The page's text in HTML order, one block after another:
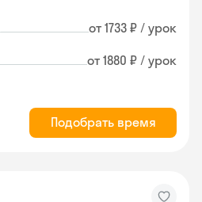
от 1733 ₽ / урок
от 1880 ₽ / урок
Подобрать время